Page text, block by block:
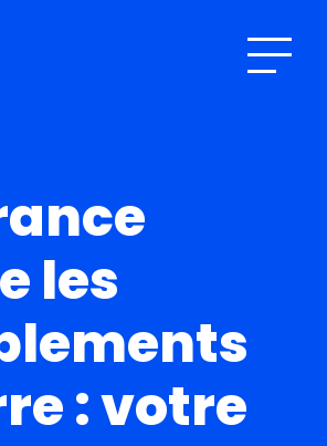
les
: votre